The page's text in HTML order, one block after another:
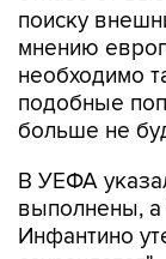
поиску
мнению
необходимо
подобные
больше не
В УЕФА
выполнены, а
Инфантино